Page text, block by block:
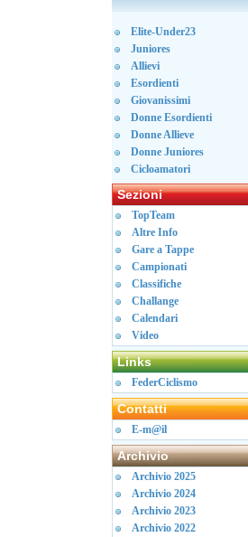
Elite-Under23
Juniores
Allievi
Esordienti
Giovanissimi
Donne Esordienti
Donne Allieve
Donne Juniores
Cicloamatori
Sezioni
TopTeam
Altre Info
Gare a Tappe
Campionati
Classifiche
Challange
Calendari
Video
Links
FederCiclismo
Contatti
E-m@il
Archivio
Archivio 2025
Archivio 2024
Archivio 2023
Archivio 2022